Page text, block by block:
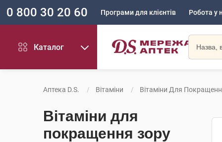
0 800 30 20 60 Програми для клієнтів Робота у
Каталог
Аптека D.S. Вітаміни Вітаміни Для
Вітаміни для
покращення зору